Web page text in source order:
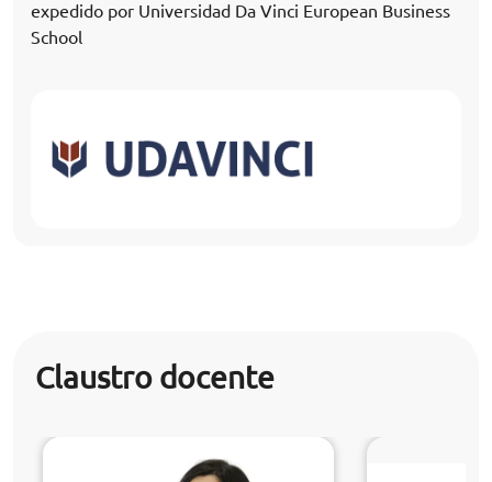
expedido por Universidad Da Vinci European Business
School
Claustro docente